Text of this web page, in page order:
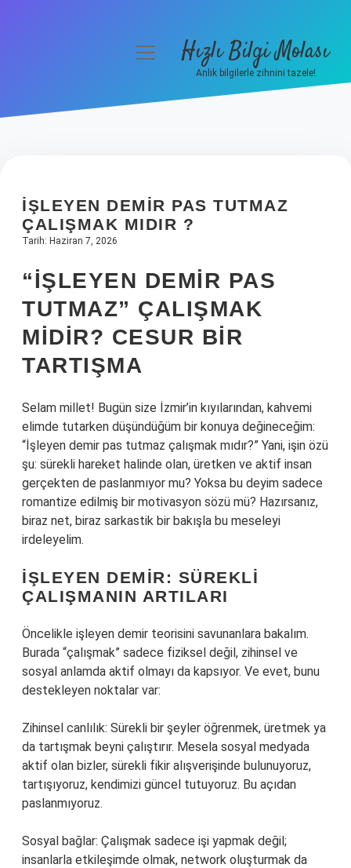
Hakkımızda
menüyüHızlı Bilgi Molası
Anlık bilgilerle zihnini tazele!
İŞLEYEN DEMIR PAS TUTMAZ
ÇALIŞMAK MIDIR ?
Tarih: Haziran 7, 2026
“İŞLEYEN DEMIR PAS
TUTMAZ” ÇALIŞMAK
MIDIR? CESUR BIR
TARTIŞMA
Selam millet! Bugün size İzmir’in kıyılarından, kahvemi
elimde tutarken düşündüğüm bir konuya değineceğim:
“İşleyen demir pas tutmaz çalışmak mıdır?” Yani, işin özü
şu: sürekli hareket halinde olan, üretken ve aktif insan
gerçekten de paslanmıyor mu? Yoksa bu deyim sadece
romantize edilmiş bir motivasyon sözü mü? Hazırsanız,
biraz net, biraz sarkastik bir bakışla bu meseleyi
irdeleyelim.
İŞLEYEN DEMIR: SÜREKLI
ÇALIŞMANIN ARTILARI
Öncelikle işleyen demir teorisini savunanlara bakalım.
Burada “çalışmak” sadece fiziksel değil, zihinsel ve
sosyal anlamda aktif olmayı da kapsıyor. Ve evet, bunu
destekleyen noktalar var:
Zihinsel canlılık: Sürekli bir şeyler öğrenmek, üretmek ya
da tartışmak beyni çalıştırır. Mesela sosyal medyada
aktif olan bizler, sürekli fikir alışverişinde bulunuyoruz,
tartışıyoruz, kendimizi güncel tutuyoruz. Bu açıdan
paslanmıyoruz.
Sosyal bağlar: Çalışmak sadece işi yapmak değil;
insanlarla etkileşimde olmak, network oluşturmak da